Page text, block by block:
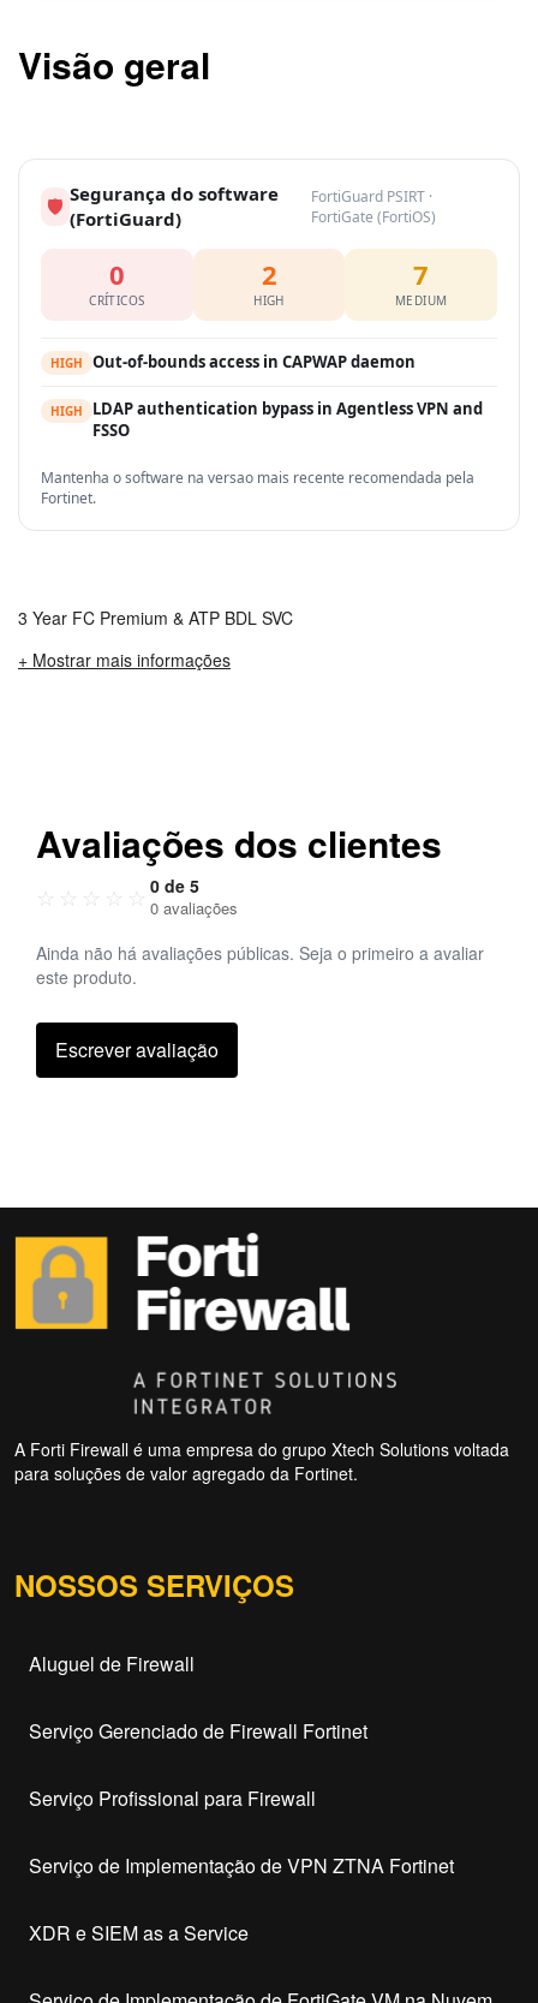
Visão geral
🛡 Segurança do software
(FortiGuard)
FortiGuard PSIRT ·
FortiGate (FortiOS)
0
CRÍTICOS
2
HIGH
7
MEDIUM
HIGH Out-of-bounds access in CAPWAP daemon
HIGH
LDAP authentication bypass in Agentless VPN and
FSSO
Mantenha o software na versao mais recente recomendada pela
Fortinet.
3 Year FC Premium & ATP BDL SVC
+ Mostrar mais informações
Avaliações dos clientes
☆ ☆ ☆ ☆ ☆ 0 de 5
0 avaliações
Ainda não há avaliações públicas. Seja o primeiro a avaliar
este produto.
Escrever avaliação
A Forti Firewall é uma empresa do grupo Xtech Solutions voltada
para soluções de valor agregado da Fortinet.
NOSSOS SERVIÇOS
Aluguel de Firewall
Serviço Gerenciado de Firewall Fortinet
Serviço Profissional para Firewall
Serviço de Implementação de VPN ZTNA Fortinet
XDR e SIEM as a Service